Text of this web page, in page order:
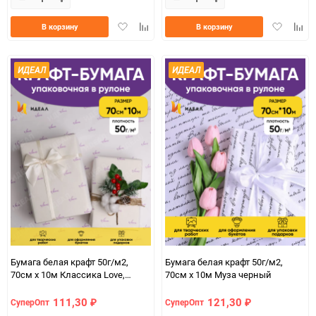
ДобавитьДобавить
В корзину
Добавить
В корзину
ИДЕАЛ
Бумага белая крафт 50г/м2,
70см x 10м Классика Love,
СуперОпт 111,30 ₽
ИДЕАЛ
Бумага белая крафт 50г/м2,
70см x 10м Муза черный
СуперОпт 121,30 ₽